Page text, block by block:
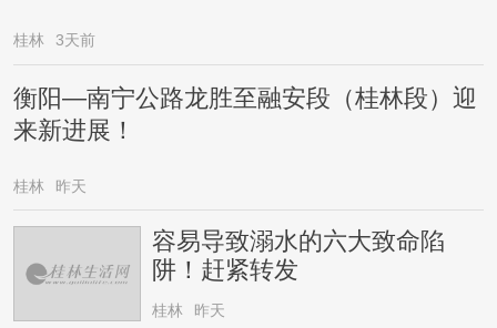
桂林 3天前
衡阳—南宁公路龙胜至融安段（桂林段）迎
来新进展！
桂林 昨天
容易导致溺水的六大致命陷
阱！赶紧转发
桂林 昨天